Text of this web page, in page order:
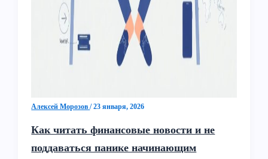
Алексей Морозов/23 января, 2026
Как читать финансовые новости и не
поддаваться панике начинающим